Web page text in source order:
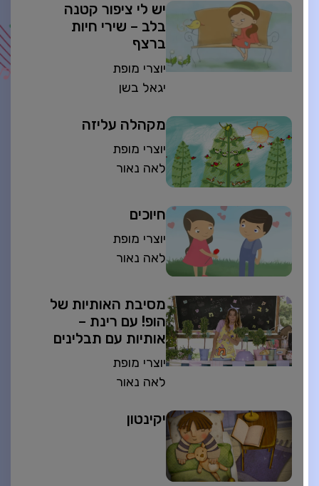
יש לי ציפור קטנה
בלב – שירי חיות
ברצף
יוצרי מופת
יגאל בשן
מקהלה עליזה
יוצרי מופת
לאה נאור
חיוכים
יוצרי מופת
לאה נאור
מסיבת האותיות של
הופ! עם רינת –
אותיות עם תבלינים
יוצרי מופת
לאה נאור
יקינטון